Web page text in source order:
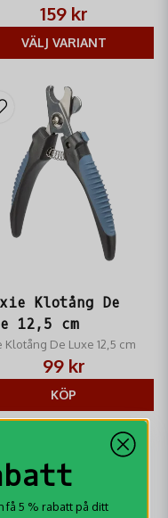
lättvikts sockan som skyddar
mot snö och is.
159 kr
VÄLJ VARIANT
Klotång De
12,5 cm
Klotång De Luxe 12,5 cm
99 kr
KÖP
få 5 % rabatt på ditt